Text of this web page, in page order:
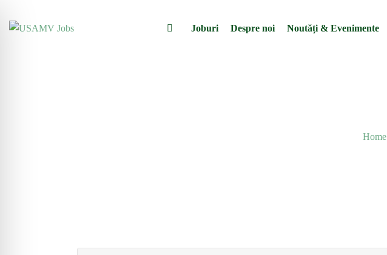
Joburi Despre noi Noutăți & Evenimente
Home